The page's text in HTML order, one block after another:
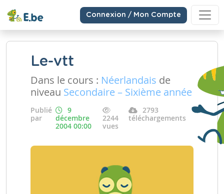
Connexion / Mon Compte
Le-vtt
Dans le cours : Néerlandais de
niveau Secondaire – Sixième année
Publié
par
9
décembre
2004 00:00
2244
vues
2793
téléchargements